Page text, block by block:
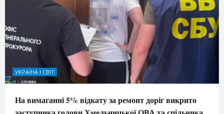
УКРАЇНА І СВІТ
На вимаганні 5% відкату за ремонт доріг викрито